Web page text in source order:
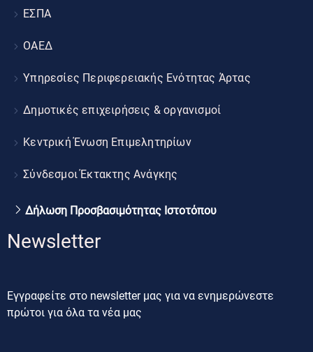
ΕΣΠΑ
ΟΑΕΔ
Υπηρεσίες Περιφερειακής Ενότητας Άρτας
Δημοτικές επιχειρήσεις & οργανισμοί
Κεντρική Ένωση Επιμελητηρίων
Σύνδεσμοι Έκτακτης Ανάγκης
Δήλωση Προσβασιμότητας Ιστοτόπου
Newsletter
Εγγραφείτε στο newsletter μας για να ενημερώνεστε
πρώτοι για όλα τα νέα μας